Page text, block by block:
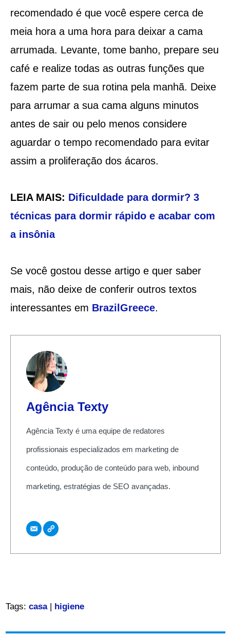
recomendado é que você espere cerca de
meia hora a uma hora para deixar a cama
arrumada. Levante, tome banho, prepare seu
café e realize todas as outras funções que
fazem parte de sua rotina pela manhã. Deixe
para arrumar a sua cama alguns minutos
antes de sair ou pelo menos considere
aguardar o tempo recomendado para evitar
assim a proliferação dos ácaros.
LEIA MAIS: Dificuldade para dormir? 3
técnicas para dormir rápido e acabar com
a insônia
Se você gostou desse artigo e quer saber
mais, não deixe de conferir outros textos
interessantes em BrazilGreece.
Agência Texty
Agência Texty é uma equipe de redatores
profissionais especializados em marketing de
conteúdo, produção de conteúdo para web, inbound
marketing, estratégias de SEO avançadas.
Tags: casa| higiene